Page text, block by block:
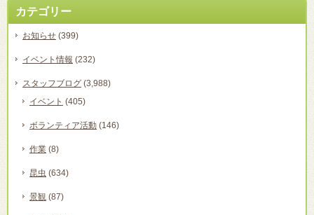
カテゴリー
お知らせ (399)
イベント情報 (232)
スタッフブログ (3,988)
イベント (405)
ボランティア活動 (146)
作業 (8)
昆虫 (634)
景観 (87)